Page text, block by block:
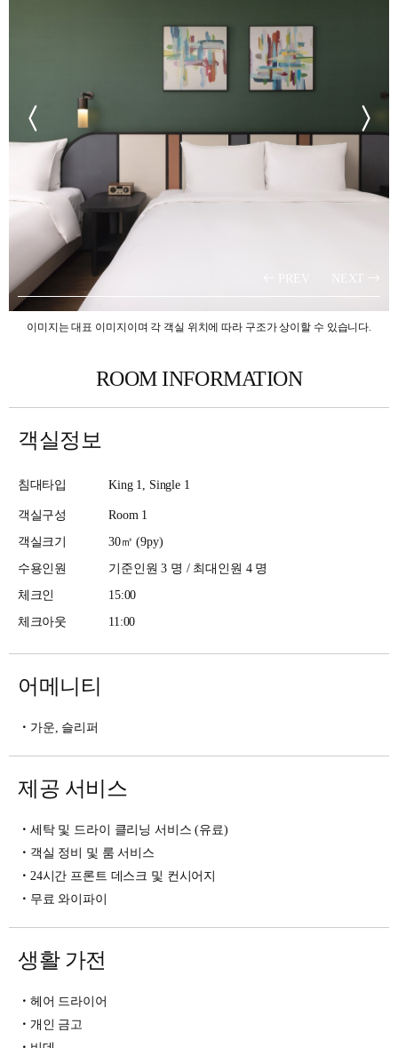
NEXT
이미지는 대표 이미지이며 각 객실 위치에 따라 구조가 상이할 수 있습니다.
ROOM INFORMATION
객실정보
침대타입 King 1, Single 1
객실구성
Room 1​
객실크기
30㎡ (9py)
수용인원
기준인원 3 명 / 최대인원 4 명
체크인
15:00
체크아웃
11:00
어메니티
가운, 슬리퍼
제공 서비스
세탁 및 드라이 클리닝 서비스 (유료)
객실 정비 및 룸 서비스
24시간 프론트 데스크 및 컨시어지
무료 와이파이
생활 가전
헤어 드라이어
개인 금고